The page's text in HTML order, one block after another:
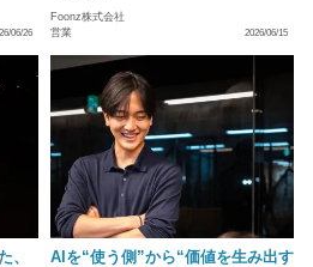
06/26
Foonz株式会社
営業
2026/06/15
、
AIを“使う側”から“価値を生み出す